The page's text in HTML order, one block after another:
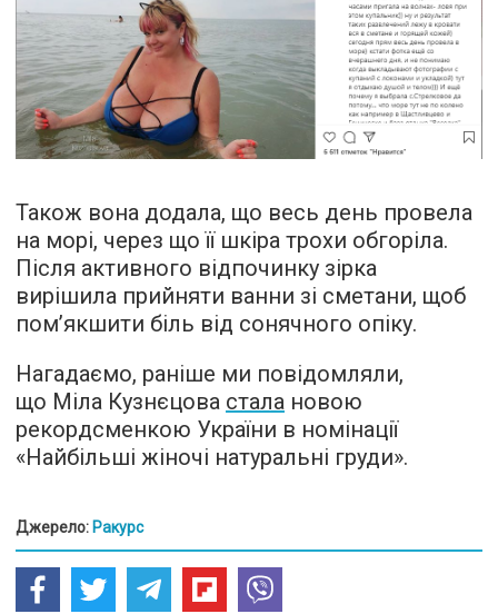
Також вона додала, що весь день провела
на морі, через що її шкіра трохи обгоріла.
Після активного відпочинку зірка
вирішила прийняти ванни зі сметани, щоб
пом’якшити біль від сонячного опіку.
Нагадаємо, раніше ми повідомляли,
що Міла Кузнєцова стала новою
рекордсменкою України в номінації
«Найбільші жіночі натуральні груди».
Джерело: Ракурс